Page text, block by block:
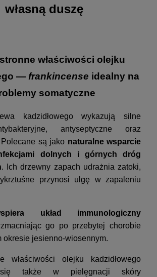
własną duszę
właściwości olejku
— frankincense idealny na
somatyczne
kadzidłowego wykazują silne
antyseptyczne oraz
są jako naturalne wsparcie
dolnych i górnych dróg
. Ich drzewny zapach udrażnia zatoki,
przynosi ulgę w zapaleniu
układ immunologiczny
go po przebytej chorobie
okresie jesienno-wiosennym.
właściwości olejku kadzidłowego
się także w pielęgnacji skóry